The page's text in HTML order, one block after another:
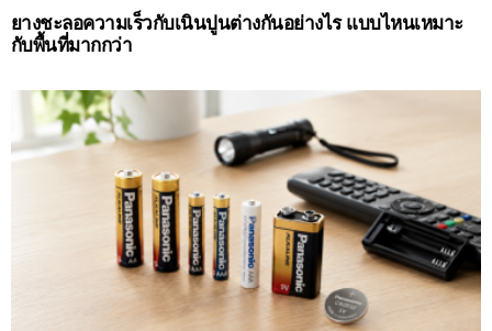
ยางชะลอความเร็วกับเนินปูนต่างกันอย่างไร แบบไหนเหมาะ
กับพื้นที่มากกว่า